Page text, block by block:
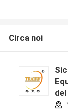
Circa noi